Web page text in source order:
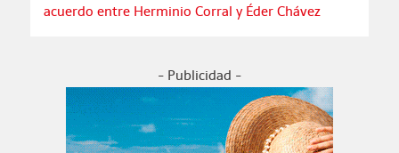
acuerdo entre Herminio Corral y Éder Chávez
- Publicidad -